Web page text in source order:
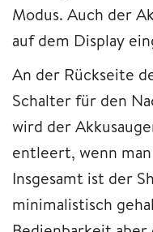
Modus. Auch der
auf dem Display
An der Rückseite
Schalter für den
wird der
entleert, wenn
Insgesamt ist der
minimalistisch